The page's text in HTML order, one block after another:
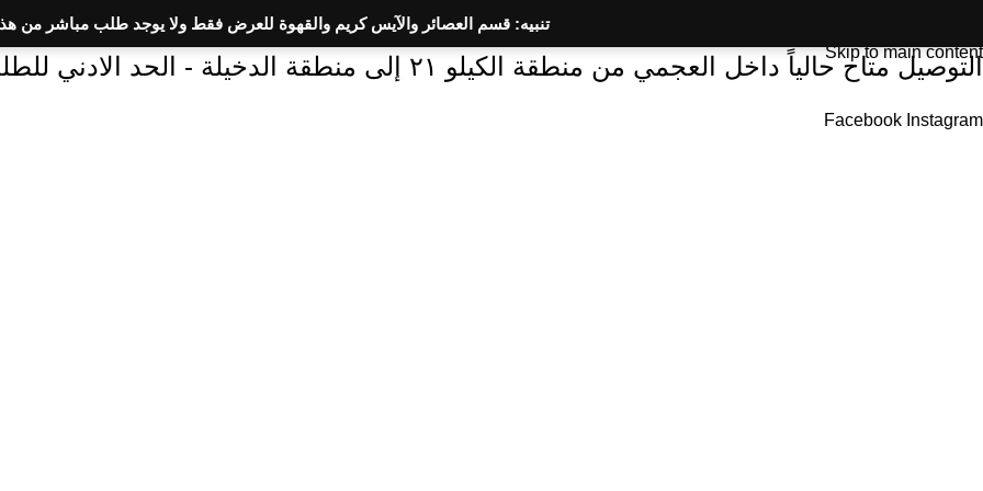
Skip to main content
التوصيل متاح حالياً داخل العجمي من منطقة الكيلو ٢١ إلى منطقة الدخيلة - الحد الادني للطلب 300 جنيه
Facebook Instagram
تنبيه: قسم العصائر والآيس كريم والقهوة للعرض فقط ولا يوجد طلب مباشر من